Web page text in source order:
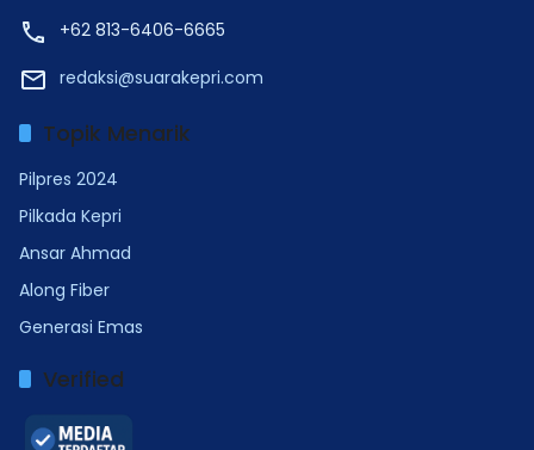
+62 813-6406-6665
redaksi@suarakepri.com
Topik Menarik
Pilpres 2024
Pilkada Kepri
Ansar Ahmad
Along Fiber
Generasi Emas
Verified